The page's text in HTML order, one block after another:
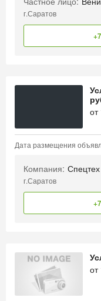
г.Саратов
от
Дата размещения
Компания: Спецтех
г.Саратов
от